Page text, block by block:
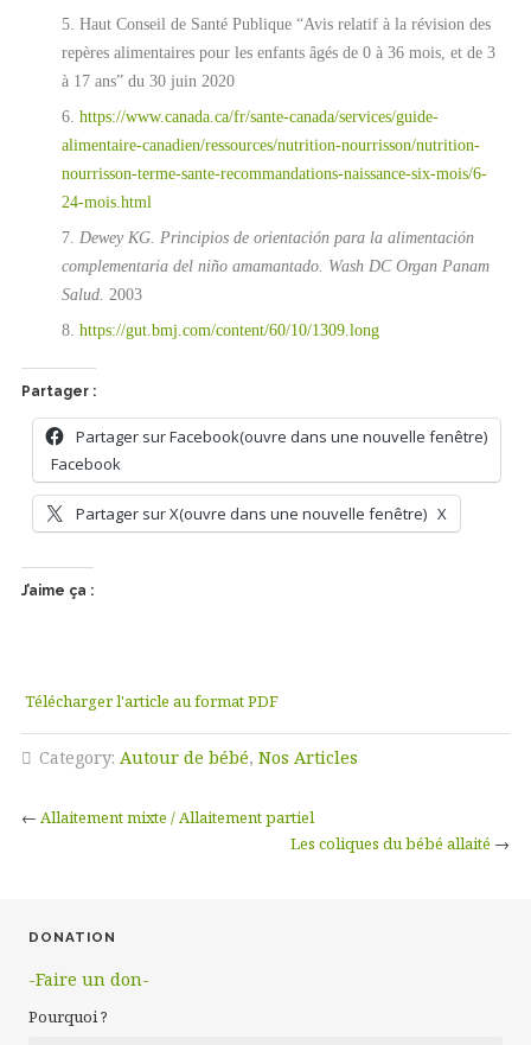
Haut Conseil de Santé Publique “Avis relatif à la révision des
repères alimentaires pour les enfants âgés de 0 à 36 mois, et de 3
à 17 ans” du 30 juin 2020
https://www.canada.ca/fr/sante-canada/services/guide-
alimentaire-canadien/ressources/nutrition-nourrisson/nutrition-
nourrisson-terme-sante-recommandations-naissance-six-mois/6-
24-mois.html
Dewey KG. Principios de orientación para la alimentación
complementaria del niño amamantado. Wash DC Organ Panam
Salud. 2003
https://gut.bmj.com/content/60/10/1309.long
Partager :
Partager sur Facebook(ouvre dans une nouvelle fenêtre)
Facebook
Partager sur X(ouvre dans une nouvelle fenêtre) X
J’aime ça :
Télécharger l'article au format PDF
Category: Autour de bébé, Nos Articles
← Allaitement mixte / Allaitement partiel
Les coliques du bébé allaité →
DONATION
-Faire un don-
Pourquoi ?